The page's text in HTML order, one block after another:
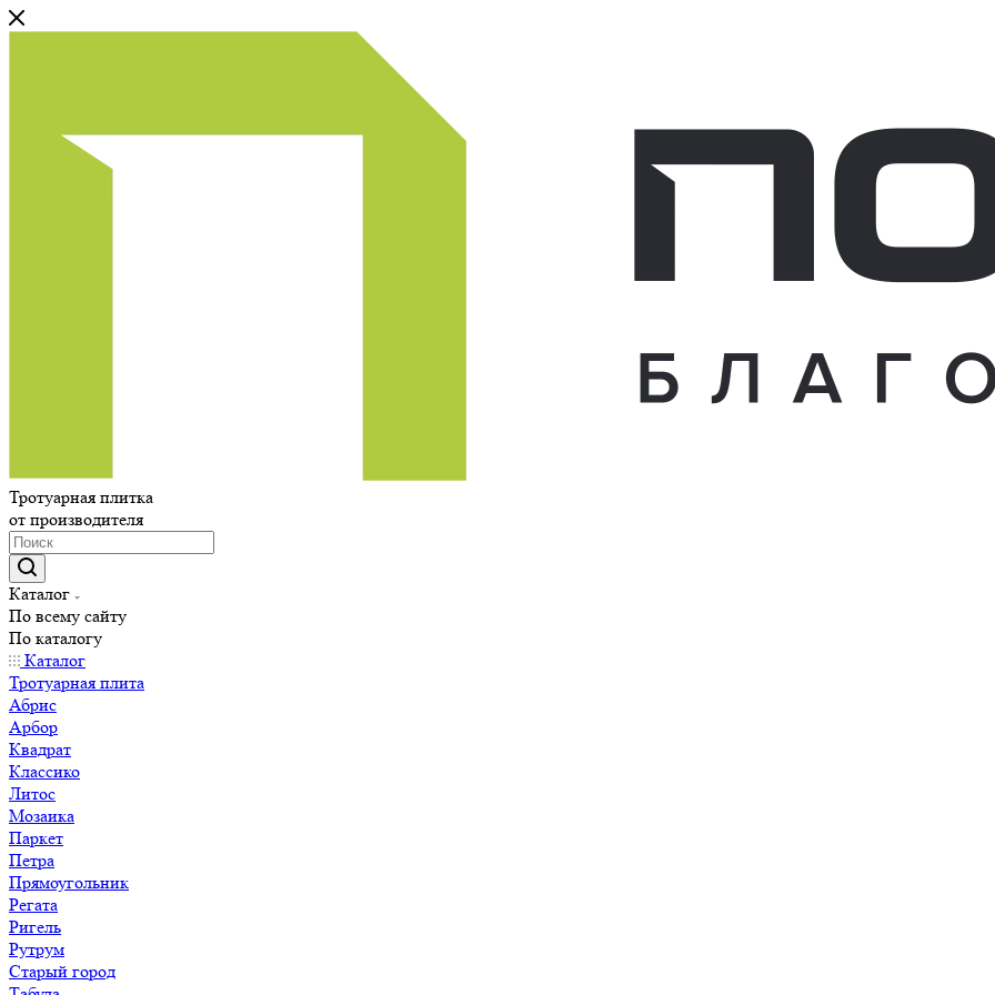
Тротуарная плитка
от производителя
Каталог
По всему сайту
По каталогу
Каталог
Тротуарная плита
Абрис
Арбор
Квадрат
Классико
Литос
Мозаика
Паркет
Петра
Прямоугольник
Регата
Ригель
Рутрум
Старый город